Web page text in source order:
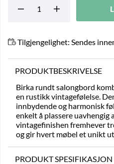
Tilgjengelighet: Sendes
PRODUKTBESKRIVELSE
Birka rundt salongbord
en rustikk vintagefølelse.
innbydende og harmonisk
enkelt å plassere uavhengig
vintagefinishen fremhever
og gir hvert møbel et unikt
PRODUKT SPESIFIKASJON